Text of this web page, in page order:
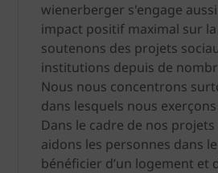
wienerberger s'engage
impact positif maximal sur
soutenons des projets
institutions depuis de
Nous nous concentrons
dans lesquels nous
Dans le cadre de nos
aidons les personnes dans
bénéficier d’un logement et